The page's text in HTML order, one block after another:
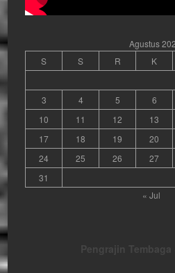
Agustus
S
S R K
3
4 5 6
10
11 12 13
17
18 19 20
24
25 26 27
31
« Jul
Pengrajin Tembaga